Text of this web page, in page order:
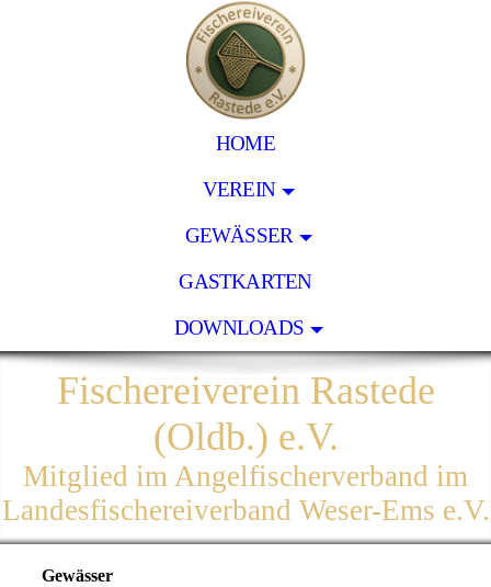
HOME
VEREIN
GEWÄSSER
GASTKARTEN
DOWNLOADS
Fischereiverein Rastede
(Oldb.) e.V.
Mitglied im Angelfischerverband im
Landesfischereiverband Weser-Ems e.V.
Gewässer